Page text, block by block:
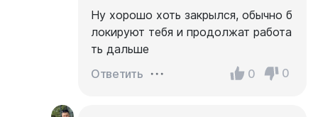
Ну хорошо хоть закрылся, обычно б
локируют тебя и продолжат работа
ть дальше
Ответить
0 0